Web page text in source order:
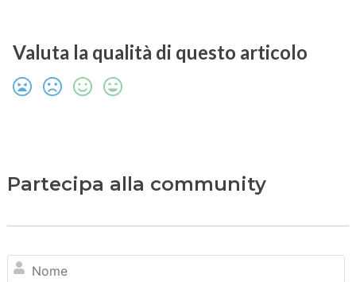
Valuta la qualità di questo articolo
Partecipa alla community